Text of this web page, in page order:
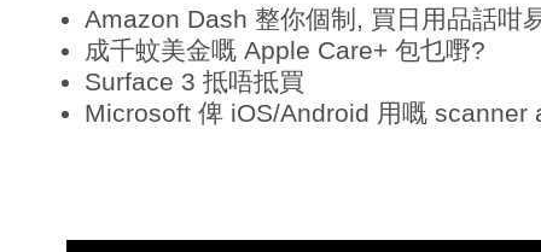
Amazon Dash 整你個制, 買日用品話咁
成千蚊美金嘅 Apple Care+ 包乜嘢?
Surface 3 抵唔抵買
Microsoft 俾 iOS/Android 用嘅 scanner